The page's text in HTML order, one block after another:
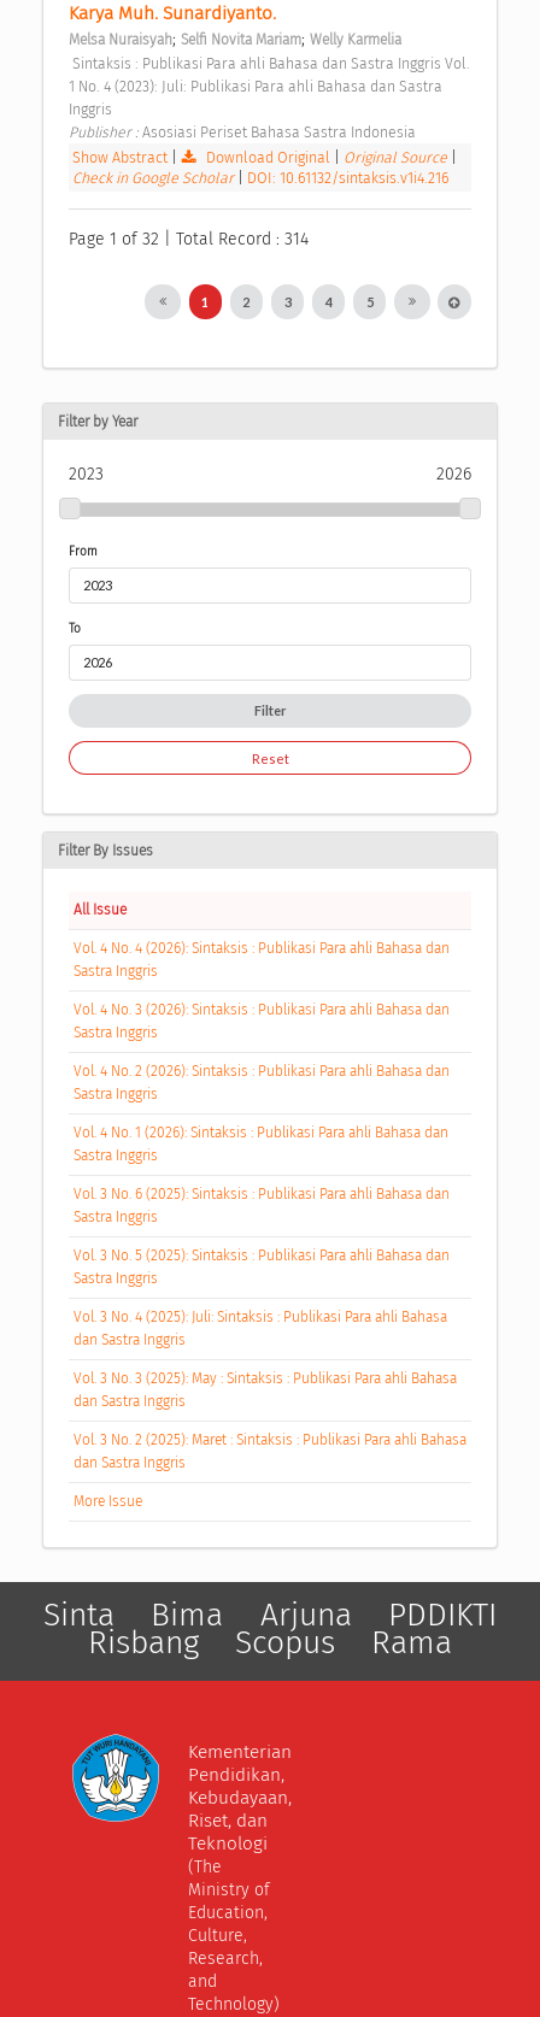
Karya Muh. Sunardiyanto.
Melsa Nuraisyah; Selfi Novita Mariam; Welly Karmelia
1 No. 4 (2023): Juli: Publikasi Para ahli Bahasa dan Sastra
Inggris
Publisher : Asosiasi Periset Bahasa Sastra Indonesia
Show Abstract| Download Original Original Source
Check in Google Scholar
DOI: 10.61132/sintaksis.v1i4.216
Page 1 of 32 | Total Record : 314
1 2 3 4 5
Filter by Year
2023 2026
From
To
Filter
Reset
Filter By Issues
All Issue
Vol. 4 No. 4 (2026): Sintaksis : Publikasi Para ahli Bahasa dan
Sastra Inggris
Vol. 4 No. 3 (2026): Sintaksis : Publikasi Para ahli Bahasa dan
Sastra Inggris
Vol. 4 No. 2 (2026): Sintaksis : Publikasi Para ahli Bahasa dan
Sastra Inggris
Vol. 4 No. 1 (2026): Sintaksis : Publikasi Para ahli Bahasa dan
Sastra Inggris
Vol. 3 No. 6 (2025): Sintaksis : Publikasi Para ahli Bahasa dan
Sastra Inggris
Vol. 3 No. 5 (2025): Sintaksis : Publikasi Para ahli Bahasa dan
Sastra Inggris
Vol. 3 No. 4 (2025): Juli: Sintaksis : Publikasi Para ahli Bahasa
dan Sastra Inggris
Vol. 3 No. 3 (2025): May : Sintaksis : Publikasi Para ahli Bahasa
dan Sastra Inggris
Vol. 3 No. 2 (2025): Maret : Sintaksis : Publikasi Para ahli Bahasa
dan Sastra Inggris
More Issue
Sinta Bima Arjuna PDDIKTI
Risbang Scopus Rama
Kementerian
Pendidikan,
Kebudayaan,
Riset, dan
Teknologi
(The
Ministry of
Education,
Culture,
Research,
and
Technology)